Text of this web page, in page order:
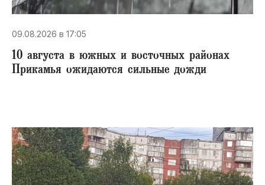
09.08.2026 в 17:05
10 августа в южных и восточных районах
Прикамья ожидаются сильные дожди